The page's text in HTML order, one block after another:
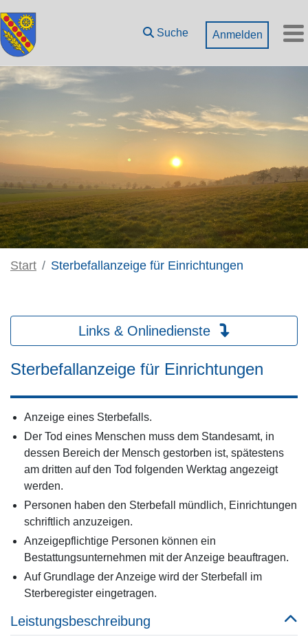
Zum Hauptinhalt springen
Suche Anmelden
Start Sterbefallanzeige für Einrichtungen
Links & Onlinedienste
Sterbefallanzeige für Einrichtungen
Anzeige eines Sterbefalls.
Der Tod eines Menschen muss dem Standesamt, in
dessen Bereich der Mensch gestorben ist, spätestens
am dritten auf den Tod folgenden Werktag angezeigt
werden.
Personen haben den Sterbefall mündlich, Einrichtungen
schriftlich anzuzeigen.
Anzeigepflichtige Personen können ein
Bestattungsunternehmen mit der Anzeige beauftragen.
Auf Grundlage der Anzeige wird der Sterbefall im
Sterberegister eingetragen.
Leistungsbeschreibung